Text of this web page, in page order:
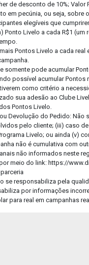
de desconto de 10%;
em pecúnia, ou seja, sobre
elegíveis que
Ponto Livelo a cada R$1
Pontos Livelo a cada
somente pode acumular
possível acumular Pontos
como critério a
sua adesão ao Clube
Pontos Livelo.
Devolução do Pedido:
pelo cliente; (iii) caso
Livelo; ou ainda (v)
não é cumulativa com
não informados neste
meio do link: https://
se responsabiliza pela
por informações
para real em campanhas
Anexe a sua
Faça a foto da
arquivo para enviar
75% do fluxo concluído.
Instruções para